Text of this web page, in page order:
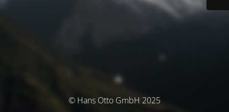
© Hans Otto GmbH 2025